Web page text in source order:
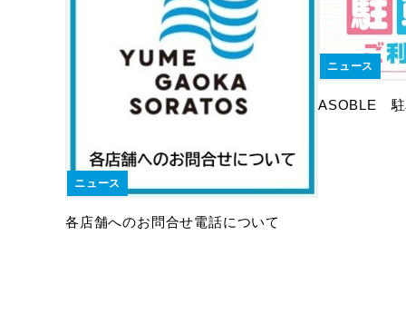
ニュース
各店舗へのお問合せ電話について
ニュース
ASOBLE 駐